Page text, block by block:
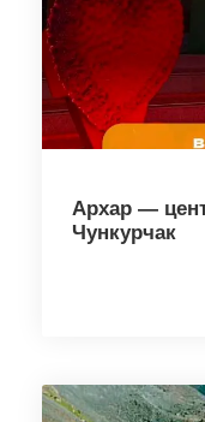
Архар —
Чункурчак